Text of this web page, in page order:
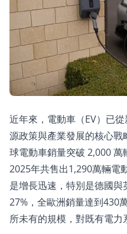
近年來，電動車（EV）已
源政策與產業發展的核心
球電動車銷量突破 2,000
2025年共售出1,290萬輛電
是增長迅速，特別是德國
27%，全歐洲銷量達到430
所未有的規模，對既有電力